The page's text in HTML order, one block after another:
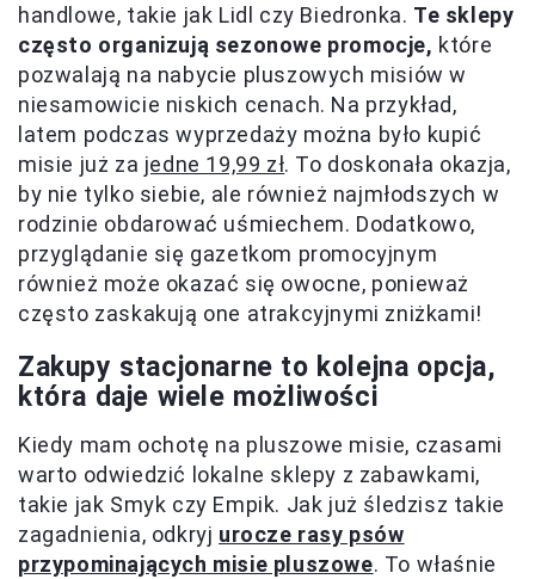
handlowe, takie jak Lidl czy Biedronka. Te sklepy
często organizują sezonowe promocje, które
pozwalają na nabycie pluszowych misiów w
niesamowicie niskich cenach. Na przykład,
latem podczas wyprzedaży można było kupić
misie już za jedne 19,99 zł. To doskonała okazja,
by nie tylko siebie, ale również najmłodszych w
rodzinie obdarować uśmiechem. Dodatkowo,
przyglądanie się gazetkom promocyjnym
również może okazać się owocne, ponieważ
często zaskakują one atrakcyjnymi zniżkami!
Zakupy stacjonarne to kolejna opcja,
która daje wiele możliwości
Kiedy mam ochotę na pluszowe misie, czasami
warto odwiedzić lokalne sklepy z zabawkami,
takie jak Smyk czy Empik. Jak już śledzisz takie
zagadnienia, odkryj urocze rasy psów
przypominających misie pluszowe. To właśnie